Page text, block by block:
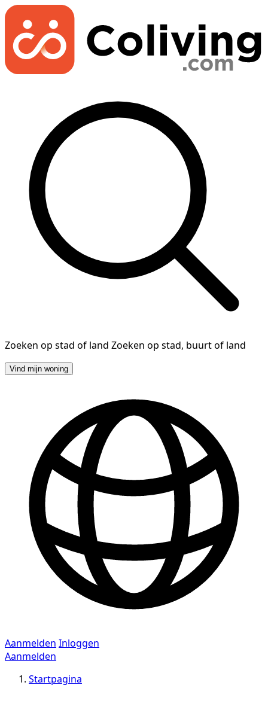
Zoeken op stad of land Zoeken op stad, buurt of land
Vind mijn woning
Aanmelden Inloggen
Aanmelden
Startpagina